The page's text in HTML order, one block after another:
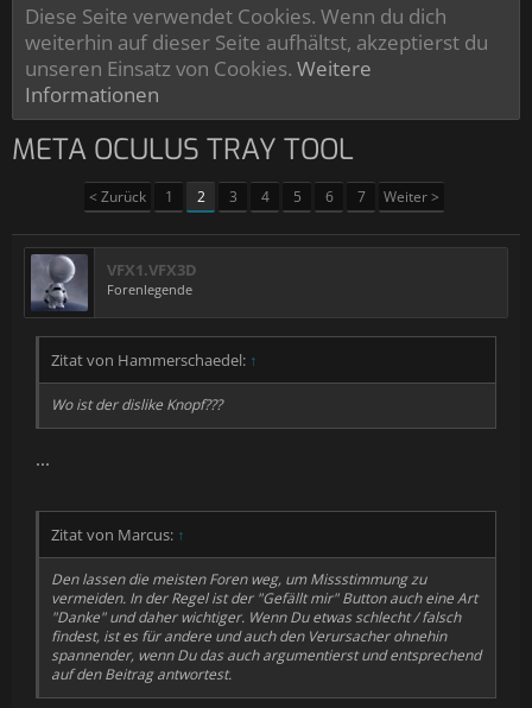
Diese Seite verwendet Cookies. Wenn du dich
weiterhin auf dieser Seite aufhältst, akzeptierst du
unseren Einsatz von Cookies. Weitere
Informationen
META OCULUS TRAY TOOL
< Zurück 1 2 3 4 5 6 7 Weiter >
VFX1.VFX3D
Forenlegende
Zitat von Hammerschaedel: ↑
Wo ist der dislike Knopf???
...
Zitat von Marcus: ↑
Den lassen die meisten Foren weg, um Missstimmung zu
vermeiden. In der Regel ist der "Gefällt mir" Button auch eine Art
"Danke" und daher wichtiger. Wenn Du etwas schlecht / falsch
findest, ist es für andere und auch den Verursacher ohnehin
spannender, wenn Du das auch argumentierst und entsprechend
auf den Beitrag antwortest.